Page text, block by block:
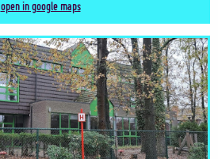
open in google maps